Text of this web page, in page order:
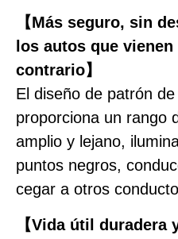
【Más seguro, sin
los autos que
contrario】
El diseño de patrón
proporciona un rango
amplio y lejano,
puntos negros,
cegar a otros
【Vida útil duradera